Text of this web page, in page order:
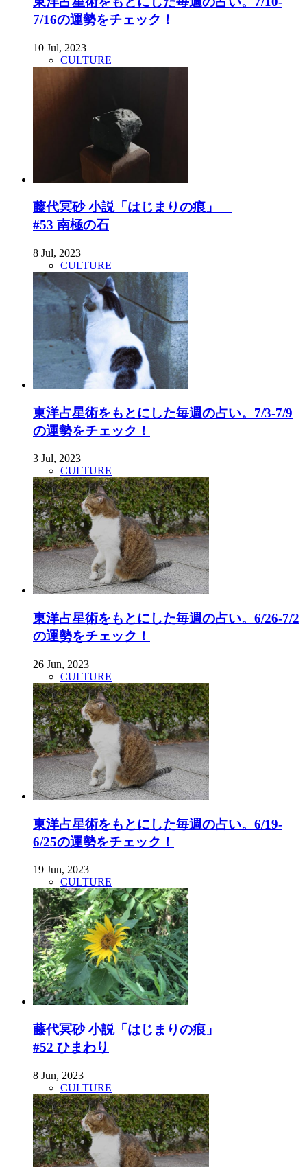
7/16の運勢をチェック！
10 Jul, 2023
CULTURE
藤代冥砂 小説「はじまりの痕」
#53 南極の石
8 Jul, 2023
CULTURE
東洋占星術をもとにした毎週の占い。7/3-7/9
の運勢をチェック！
3 Jul, 2023
CULTURE
東洋占星術をもとにした毎週の占い。6/26-7/2
の運勢をチェック！
26 Jun, 2023
CULTURE
東洋占星術をもとにした毎週の占い。6/19-
6/25の運勢をチェック！
19 Jun, 2023
CULTURE
藤代冥砂 小説「はじまりの痕」
#52 ひまわり
8 Jun, 2023
CULTURE